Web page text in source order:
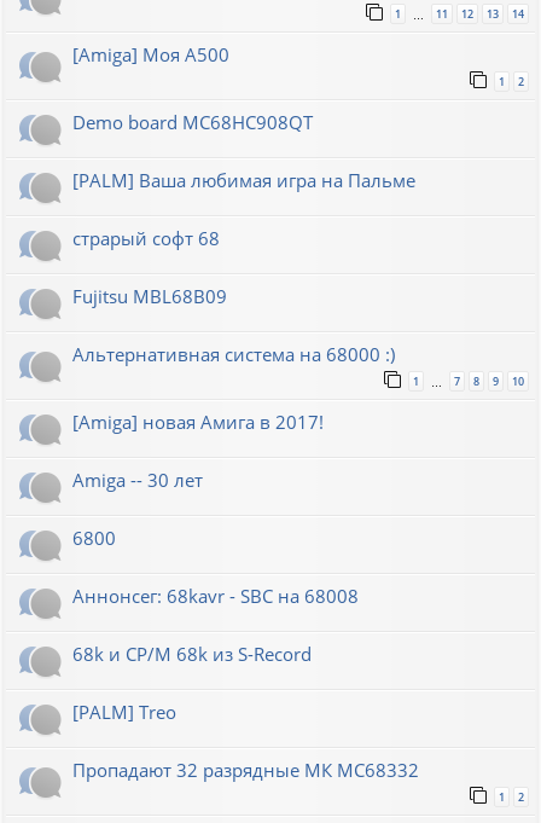
1 11 12 13 14
[Amiga] Моя A500
1 2
Demo board MC68HC908QT
[PALM] Ваша любимая игра на Пальме
страрый софт 68
Fujitsu MBL68B09
Альтернативная система на 68000 :)
1 7 8 9 10
[Amiga] новая Амига в 2017!
Amiga -- 30 лет
6800
Аннонсег: 68kavr - SBC на 68008
68k и CP/M 68k из S-Record
[PALM] Treo
Пропадают 32 разрядные МК МС68332
1 2